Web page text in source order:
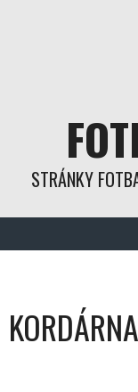
STRÁNKY